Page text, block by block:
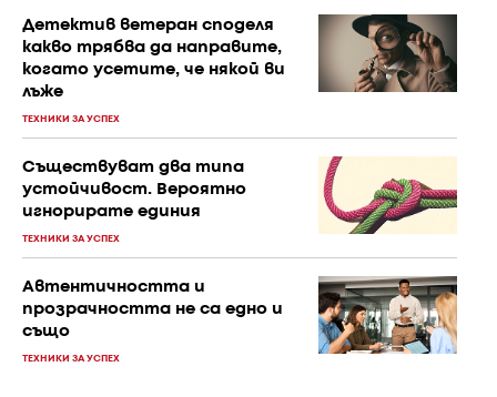
Детектив ветеран споделя
какво трябва да направите,
когато усетите, че някой ви
лъже
ТЕХНИКИ ЗА УСПЕХ
Съществуват два типа
устойчивост. Вероятно
игнорирате единия
ТЕХНИКИ ЗА УСПЕХ
Автентичността и
прозрачността не са едно и
също
ТЕХНИКИ ЗА УСПЕХ